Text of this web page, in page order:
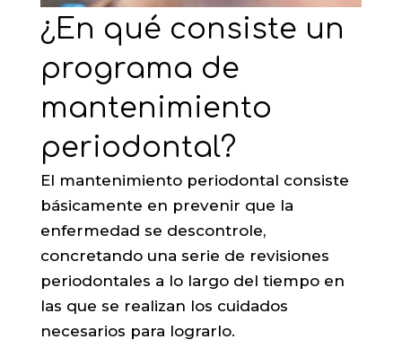
¿En qué consiste un
programa de
mantenimiento
periodontal?
El mantenimiento periodontal consiste
básicamente en prevenir que la
enfermedad se descontrole,
concretando una serie de revisiones
periodontales a lo largo del tiempo en
las que se realizan los cuidados
necesarios para lograrlo.